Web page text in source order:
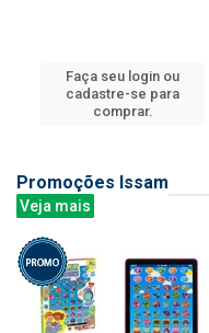
Faça seu login ou
cadastre-se para
comprar.
Promoções Issam
Veja mais